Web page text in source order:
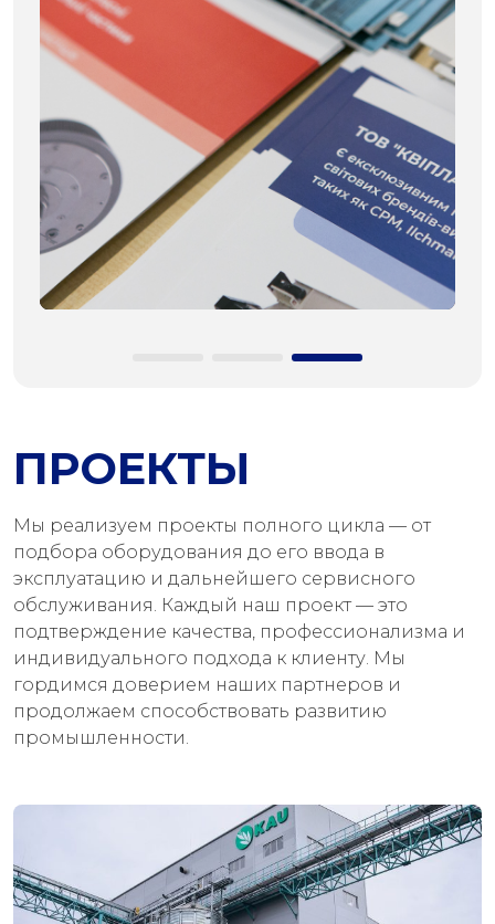
ПРОЕКТЫ
Мы реализуем проекты полного цикла — от
подбора оборудования до его ввода в
эксплуатацию и дальнейшего сервисного
обслуживания. Каждый наш проект — это
подтверждение качества, профессионализма и
индивидуального подхода к клиенту. Мы
гордимся доверием наших партнеров и
продолжаем способствовать развитию
промышленности.